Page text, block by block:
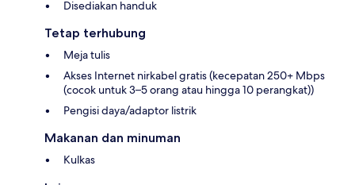
Disediakan handuk
Tetap terhubung
Meja tulis
Akses Internet nirkabel gratis (kecepatan 250+ Mbps
(cocok untuk 3–5 orang atau hingga 10 perangkat))
Pengisi daya/adaptor listrik
Makanan dan minuman
Kulkas